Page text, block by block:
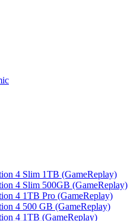
4 Slim 1TB (GameReplay)
4 Slim 500GB (GameReplay)
4 1TB Pro (GameReplay)
4 500 GB (GameReplay)
4 1TB (GameReplay)